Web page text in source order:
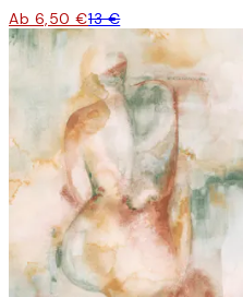
Ab 6,50 €13 €